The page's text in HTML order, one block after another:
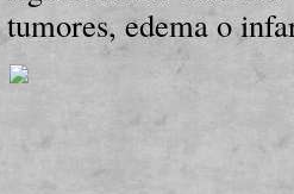
tumores, edema o